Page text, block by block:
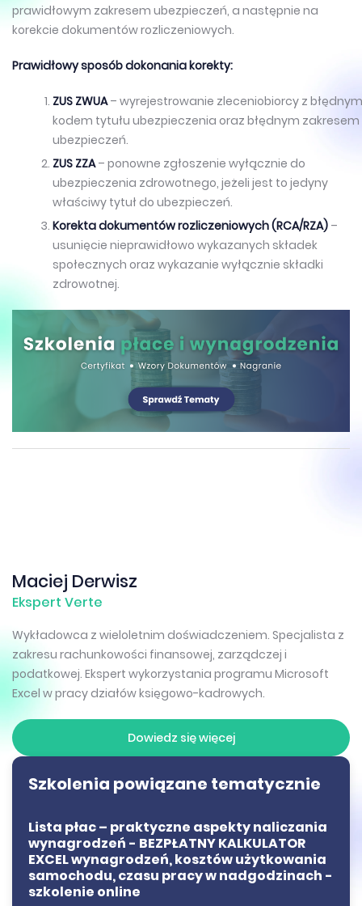
prawidłowym zakresem ubezpieczeń, a następnie na
korekcie dokumentów rozliczeniowych.
Prawidłowy sposób dokonania korekty:
ZUS ZWUA– wyrejestrowanie zleceniobiorcy z błędnym
kodem tytułu ubezpieczenia oraz błędnym zakresem
ubezpieczeń.
ZUS ZZA– ponowne zgłoszenie wyłącznie do
ubezpieczenia zdrowotnego, jeżeli jest to jedyny
właściwy tytuł do ubezpieczeń.
Korekta dokumentów rozliczeniowych (RCA/RZA) –
usunięcie nieprawidłowo wykazanych składek
społecznych oraz wykazanie wyłącznie składki
zdrowotnej.
Maciej Derwisz
Ekspert Verte
Wykładowca z wieloletnim doświadczeniem. Specjalista z
zakresu rachunkowości finansowej, zarządczej i
podatkowej. Ekspert wykorzystania programu Microsoft
Excel w pracy działów księgowo-kadrowych.
Dowiedz się więcej
Szkolenia powiązane tematycznie
Lista płac – praktyczne aspekty naliczania
wynagrodzeń - BEZPŁATNY KALKULATOR
EXCEL wynagrodzeń, kosztów użytkowania
samochodu, czasu pracy w nadgodzinach -
szkolenie online